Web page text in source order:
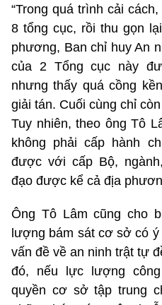
“Trong quá trình cải
8 tổng cục, rồi thu gọn
phương, Ban chỉ huy An
của 2 Tổng cục này
nhưng thấy quá cồng
giải tán. Cuối cùng chỉ
Tuy nhiên, theo ông Tô
không phải cấp hành
được với cấp Bộ,
đạo được kể cả địa
Ông Tô Lâm cũng cho
lượng bám sát cơ sở có
vấn đề về an ninh trật tự
đó, nếu lực lượng
quyền cơ sở tập trung